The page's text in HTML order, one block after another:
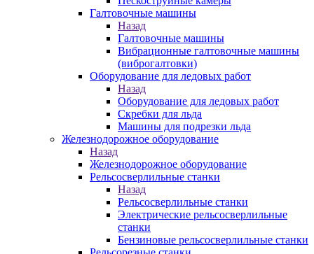
Галтовочные машины
Назад
Галтовочные машины
Вибрационные галтовочные машины
(виброгалтовки)
Оборудование для ледовых работ
Назад
Оборудование для ледовых работ
Скребки для льда
Машины для подрезки льда
Железнодорожное оборудование
Назад
Железнодорожное оборудование
Рельсосверлильные станки
Назад
Рельсосверлильные станки
Электрические рельсосверлильные
станки
Бензиновые рельсосверлильные станки